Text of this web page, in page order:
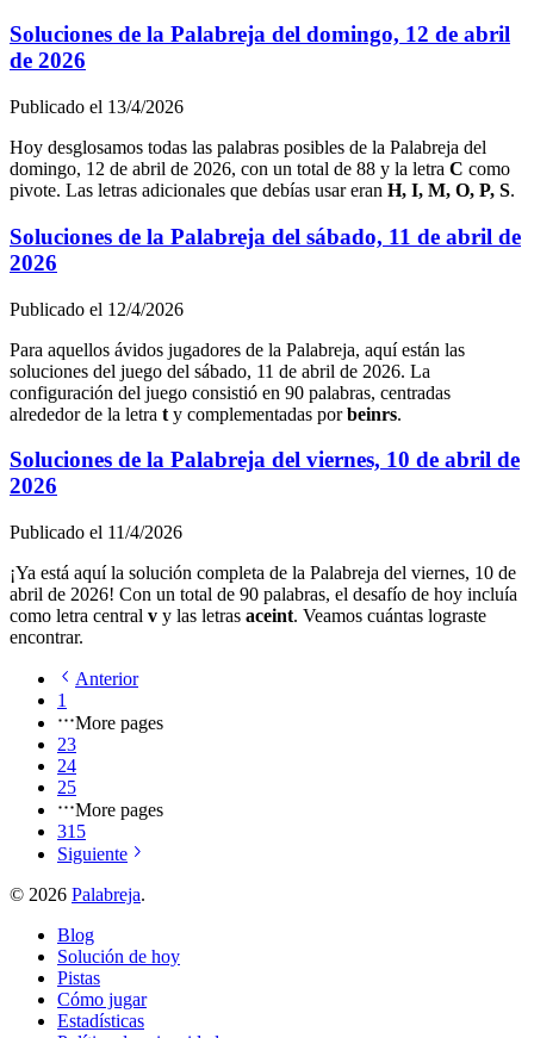
Soluciones de la Palabreja del domingo, 12 de abril
de 2026
Publicado el 13/4/2026
Hoy desglosamos todas las palabras posibles de la Palabreja del
domingo, 12 de abril de 2026, con un total de 88 y la letra C como
pivote. Las letras adicionales que debías usar eran H, I, M, O, P, S.
Soluciones de la Palabreja del sábado, 11 de abril de
2026
Publicado el 12/4/2026
Para aquellos ávidos jugadores de la Palabreja, aquí están las
soluciones del juego del sábado, 11 de abril de 2026. La
configuración del juego consistió en 90 palabras, centradas
alrededor de la letra t y complementadas por beinrs.
Soluciones de la Palabreja del viernes, 10 de abril de
2026
Publicado el 11/4/2026
¡Ya está aquí la solución completa de la Palabreja del viernes, 10 de
abril de 2026! Con un total de 90 palabras, el desafío de hoy incluía
como letra central v y las letras aceint. Veamos cuántas lograste
encontrar.
Anterior
1
More pages
23
24
25
More pages
315
Siguiente
© 2026 Palabreja.
Blog
Solución de hoy
Pistas
Cómo jugar
Estadísticas